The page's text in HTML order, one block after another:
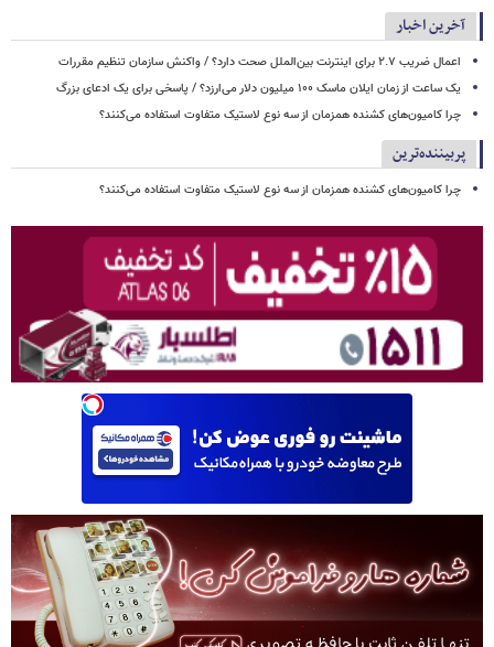
آخرین اخبار
اعمال ضریب ۲.۷ برای اینترنت بین‌الملل صحت دارد؟ / واکنش سازمان تنظیم مقررات
یک ساعت از زمان ایلان ماسک ۱۰۰ میلیون دلار می‌ارزد؟ / پاسخی برای یک ادعای بزرگ
چرا کامیون‌های کشنده همزمان از سه نوع لاستیک متفاوت استفاده می‌کنند؟
پربیننده‌ترین
چرا کامیون‌های کشنده همزمان از سه نوع لاستیک متفاوت استفاده می‌کنند؟